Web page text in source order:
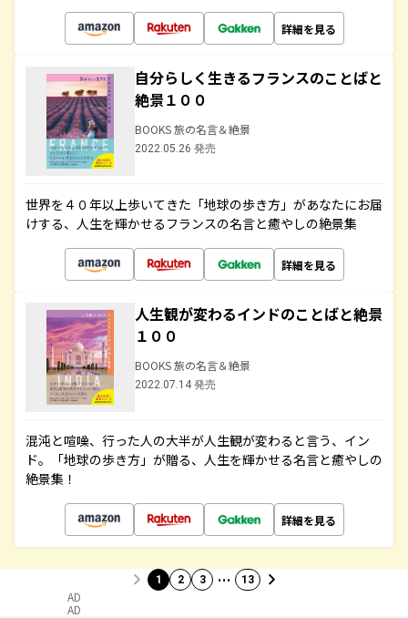
詳細を見る
自分らしく生きるフランスのことばと
絶景１００
BOOKS 旅の名言＆絶景
2022.05.26 発売
世界を４０年以上歩いてきた「地球の歩き方」があなたにお届
けする、人生を輝かせるフランスの名言と癒やしの絶景集
詳細を見る
人生観が変わるインドのことばと絶景
１００
BOOKS 旅の名言＆絶景
2022.07.14 発売
混沌と喧噪、行った人の大半が人生観が変わると言う、イン
ド。「地球の歩き方」が贈る、人生を輝かせる名言と癒やしの
絶景集！
詳細を見る
1 2 3 … 13
AD
AD